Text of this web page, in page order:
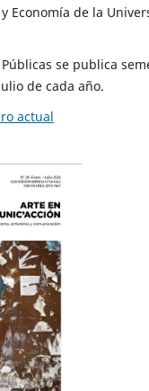
Economía de la
se publica
de cada año.
actual